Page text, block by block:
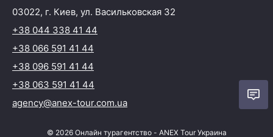
03022, г. Киев, ул. Васильковская 32
+38 044 338 41 44
+38 066 591 41 44
+38 096 591 41 44
+38 063 591 41 44
agency@anex-tour.com.ua
© 2026 Онлайн турагентство - ANEX Tour Украина